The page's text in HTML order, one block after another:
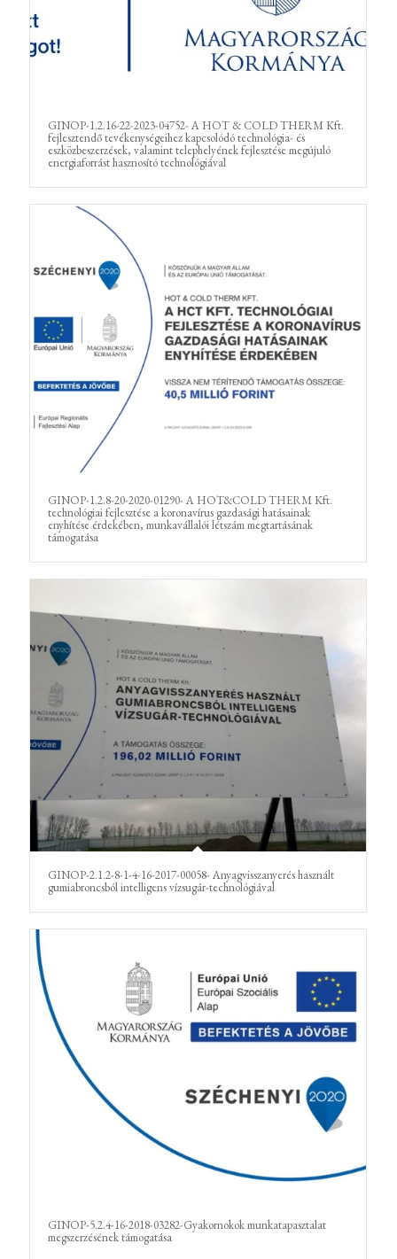
GINOP-1.2.16-22-2023-04752- A HOT & COLD THERM Kft.
fejlesztendő tevékenységeihez kapcsolódó technológia- és
eszközbeszerzések, valamint telephelyének fejlesztése megújuló
energiaforrást hasznosító technológiával
GINOP-1.2.8-20-2020-01290- A HOT&COLD THERM Kft.
technológiai fejlesztése a koronavírus gazdasági hatásainak
enyhítése érdekében, munkavállalói létszám megtartásának
támogatása
GINOP-2.1.2-8-1-4-16-2017-00058- Anyagvisszanyerés használt
gumiabroncsból intelligens vízsugár-technológiával
GINOP-5.2.4-16-2018-03282-Gyakornokok munkatapasztalat
megszerzésének támogatása